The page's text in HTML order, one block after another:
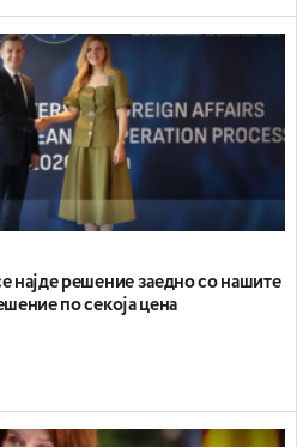
најде решение заедно со нашите
по секоја цена